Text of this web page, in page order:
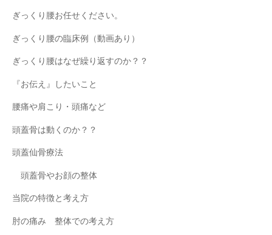
ぎっくり腰お任せください。
ぎっくり腰の臨床例（動画あり）
ぎっくり腰はなぜ繰り返すのか？？
『お伝え』したいこと
腰痛や肩こり・頭痛など
頭蓋骨は動くのか？？
頭蓋仙骨療法
頭蓋骨やお顔の整体
当院の特徴と考え方
肘の痛み 整体での考え方